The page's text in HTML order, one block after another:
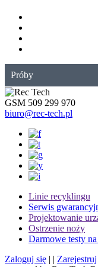
Próby
GSM 509 299 970
biuro@rec-tech.pl
Linie recyklingu
Serwis
Projektowanie
Ostrzenie noży
Darmowe testy
Zaloguj się | | Zarejestruj